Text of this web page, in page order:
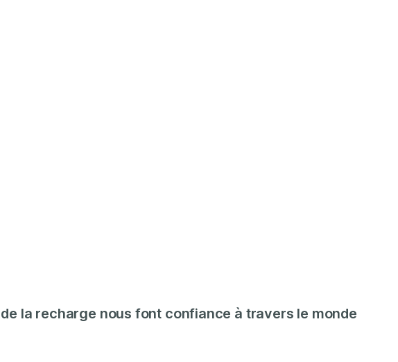
la recharge nous font confiance à travers le monde